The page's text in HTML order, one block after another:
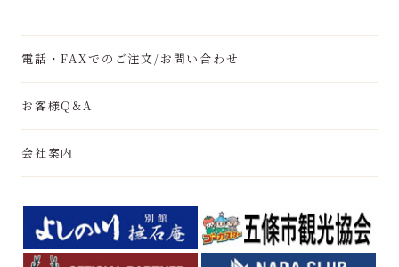
電話・FAXでのご注文/お問い合わせ
お客様Q&A
会社案内